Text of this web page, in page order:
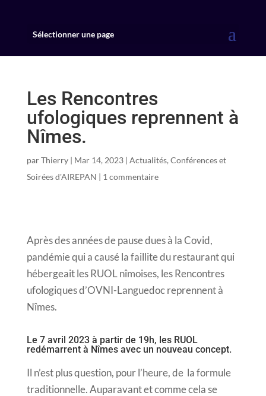
Sélectionner une page
Les Rencontres
ufologiques reprennent à
Nîmes.
parThierry| Mar 14, 2023| Actualités, Conférences et
Soirées d'AIREPAN | 1 commentaire
Après des années de pause dues à la Covid,
pandémie qui a causé la faillite du restaurant qui
hébergeait les RUOL nîmoises, les Rencontres
ufologiques d’OVNI-Languedoc reprennent à
Nîmes.
Le 7 avril 2023 à partir de 19h, les RUOL
redémarrent à Nîmes avec un nouveau concept.
Il n’est plus question, pour l’heure, de la formule
traditionnelle. Auparavant et comme cela se